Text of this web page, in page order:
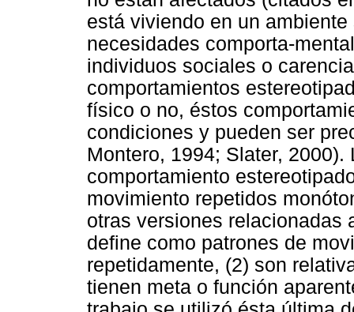
está viviendo en un
necesidades comporta-
individuos sociales o
comportamientos
físico o no, éstos
condiciones y pueden ser
Montero, 1994; Slater,
comportamiento
movimiento repetidos
otras versiones relacionadas
define como patrones de
repetidamente, (2) son
tienen meta o función